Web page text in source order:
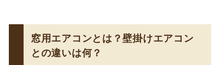
窓用エアコンとは？壁掛けエアコン
との違いは何？